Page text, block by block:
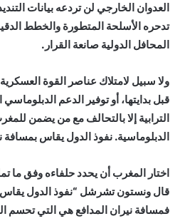
العدوان الخارجي لن تردعه بيانات
تدحره الأسلحة المتطورة والخطط
المحافل الدولية صانعة القرار.
ولا سبيل لامتلاك عناصر القوة
قبل بدايتها، أو توفير الدعم
الترابية إلا بالتحالف مع من يضمن
الدبلوماسية. نفوذ الدول يقاس بمسافة
اختار المغرب أن يحدد حلفاءه وفق ما
قال ونستون تشرشل “نفوذ الدول يقاس
فمسافة نيران المدافع هي التي تحسم